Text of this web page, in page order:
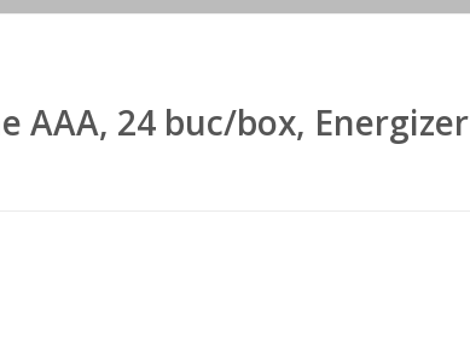
AAA, 24 buc/box, Energizer